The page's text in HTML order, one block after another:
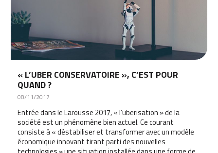
« L’UBER CONSERVATOIRE », C’EST POUR
QUAND ?
08/11/2017
Entrée dans le Larousse 2017, « l’uberisation » de la
société est un phénomène bien actuel. Ce courant
consiste à « déstabiliser et transformer avec un modèle
économique innovant tirant parti des nouvelles